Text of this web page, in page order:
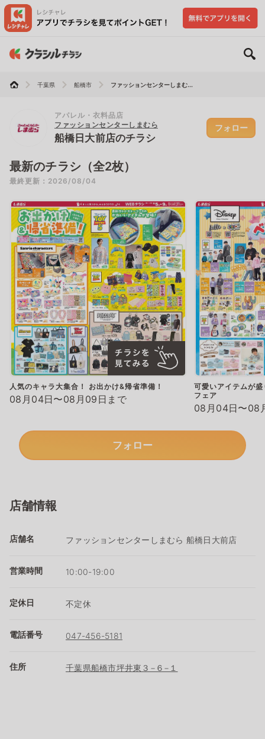
千葉県 船橋市 ファッションセンターしまむ...
アパレル・衣料品店
ファッションセンターしまむら
船橋日大前店のチラシ
フォロー
最新のチラシ（全2枚）
最終更新：2026/08/04
人気のキャラ大集合！ お出かけ&帰省準備！
08月04日〜08月09日まで
可愛いアイテムが
フェア
08月04日〜08
フォロー
店舗情報
店舗名 ファッションセンターしまむら 船橋日大前店
営業時間 10:00-19:00
定休日 不定休
電話番号 047-456-5181
住所 千葉県船橋市坪井東３−６−１